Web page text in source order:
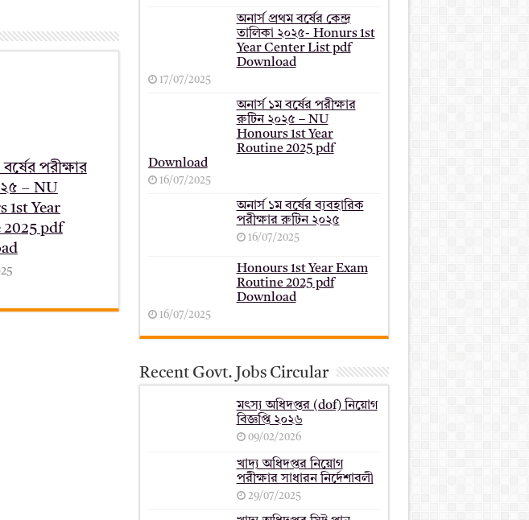
পরীক্ষার
– NU
1st Year
pdf
অনার্স প্রথম বর্ষের কেন্দ্র
তালিকা ২০২৫- Honurs 1st
Year Center List pdf
Download
17/07/2025
অনার্স ১ম বর্ষের পরীক্ষার
রুটিন ২০২৫ – NU
Honours 1st Year
Routine 2025 pdf
Download
16/07/2025
অনার্স ১ম বর্ষের ব্যবহারিক
পরীক্ষার ‍রুটিন ২০২৫
16/07/2025
Honours 1st Year Exam
Routine 2025 pdf
Download
16/07/2025
Recent Govt. Jobs Circular
মৎস্য অধিদপ্তর (dof) নিয়োগ
বিজ্ঞপ্তি ২০২৬
09/02/2026
খাদ্য অধিদপ্তর নিয়োগ
পরীক্ষার সাধারন নির্দেশাবলী
29/07/2025